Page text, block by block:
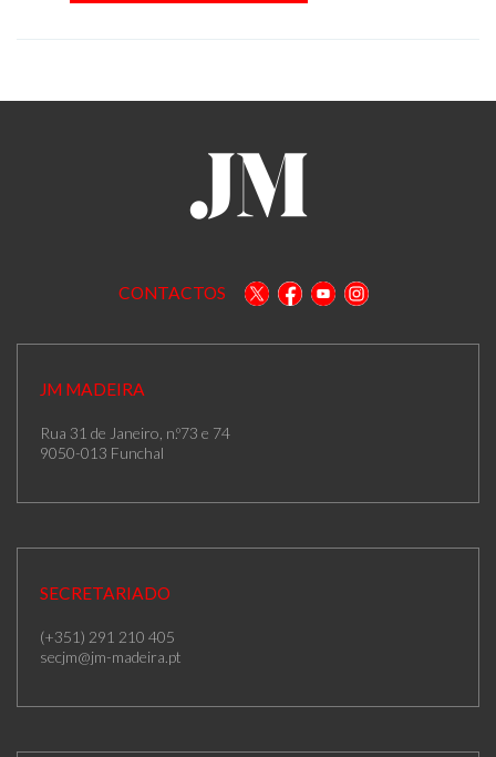
CONTACTOS
JM MADEIRA
Rua 31 de Janeiro, n.º73 e 74
9050-013 Funchal
SECRETARIADO
(+351) 291 210 405
secjm@jm-madeira.pt